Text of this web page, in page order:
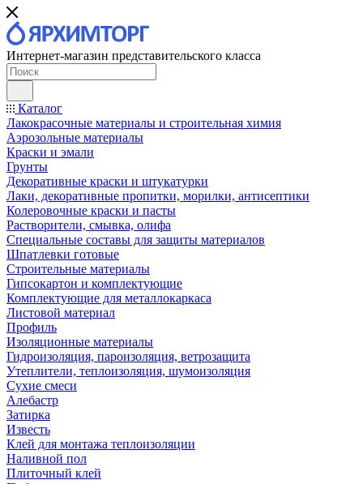
Интернет-магазин представительского класса
Каталог
Лакокрасочные материалы и строительная химия
Аэрозольные материалы
Краски и эмали
Грунты
Декоративные краски и штукатурки
Лаки, декоративные пропитки, морилки, антисептики
Колеровочные краски и пасты
Растворители, смывка, олифа
Специальные составы для защиты материалов
Шпатлевки готовые
Строительные материалы
Гипсокартон и комплектующие
Комплектующие для металлокаркаса
Листовой материал
Профиль
Изоляционные материалы
Гидроизоляция, пароизоляция, ветрозащита
Утеплители, теплоизоляция, шумоизоляция
Сухие смеси
Алебастр
Затирка
Известь
Клей для монтажа теплоизоляции
Наливной пол
Плиточный клей